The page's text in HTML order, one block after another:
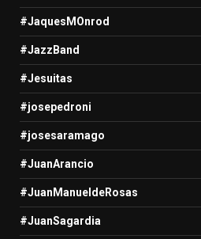
#JaquesMOnrod
#JazzBand
#Jesuitas
#josepedroni
#josesaramago
#JuanArancio
#JuanManueldeRosas
#JuanSagardia